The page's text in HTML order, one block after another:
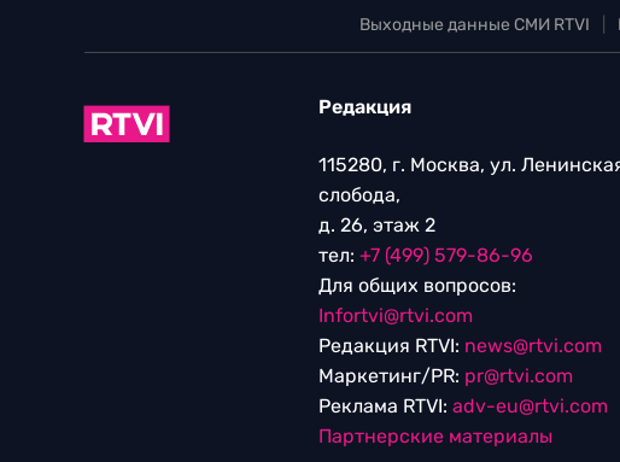
Выходные данные СМИ RTVI
Редакция
115280, г. Москва, ул.
слобода,
д. 26, этаж 2
тел: +7 (499) 579-86-96
Для общих вопросов:
Infortvi@rtvi.com
Редакция RTVI: news@rtvi.com
Маркетинг/PR: pr@rtvi.com
Реклама RTVI: adv-eu@rtvi.com
Партнерские материалы